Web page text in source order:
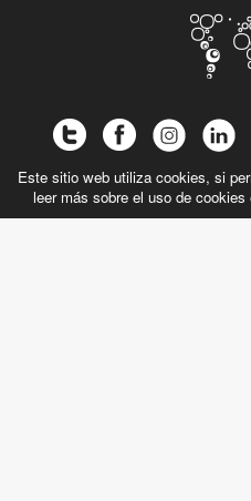
Este sitio web utiliza cookies, si
leer más sobre el uso de cookies